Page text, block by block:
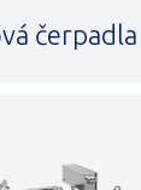
čerpadla